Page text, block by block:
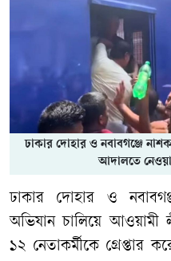
ঢাকার দোহার ও নবাবগঞ্জে
আদালতে নেওয়া
ঢাকার দোহার ও
অভিযান চালিয়ে
১২ নেতাকর্মীকে গ্রেপ্তার